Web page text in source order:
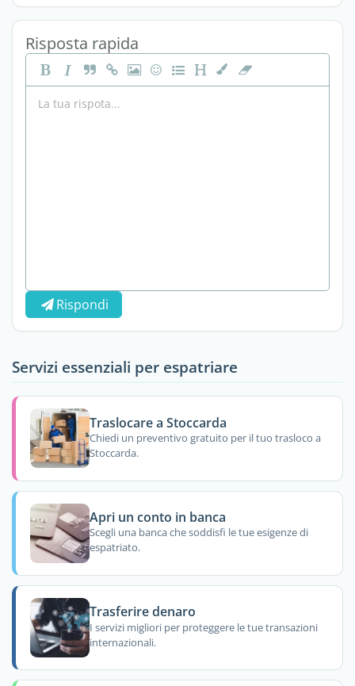
Risposta rapida
Rispondi
Servizi essenziali per espatriare
Traslocare a Stoccarda
Chiedi un preventivo gratuito per il tuo trasloco a
Stoccarda.
Apri un conto in banca
Scegli una banca che soddisfi le tue esigenze di
espatriato.
Trasferire denaro
I servizi migliori per proteggere le tue transazioni
internazionali.